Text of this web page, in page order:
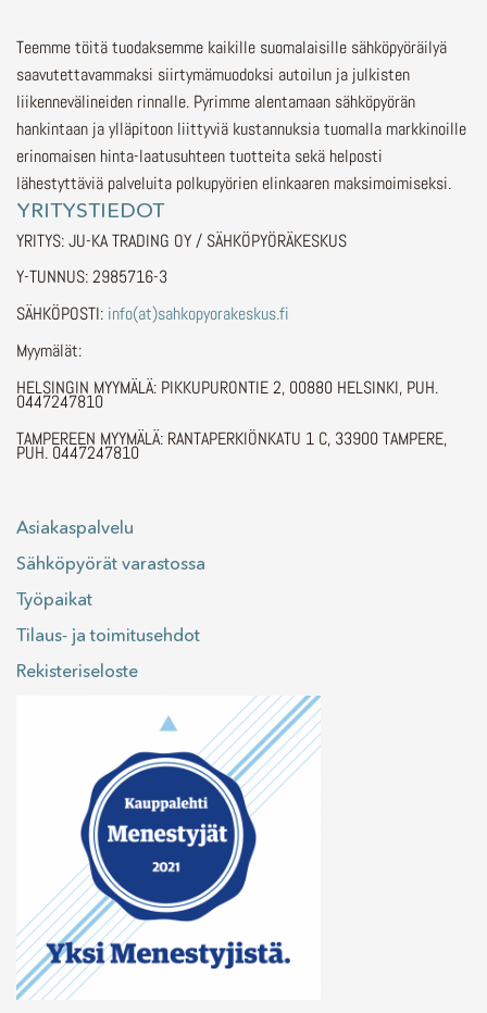
Teemme töitä tuodaksemme kaikille suomalaisille sähköpyöräilyä
saavutettavammaksi siirtymämuodoksi autoilun ja julkisten
liikennevälineiden rinnalle. Pyrimme alentamaan sähköpyörän
hankintaan ja ylläpitoon liittyviä kustannuksia tuomalla markkinoille
erinomaisen hinta-laatusuhteen tuotteita sekä helposti
lähestyttäviä palveluita polkupyörien elinkaaren maksimoimiseksi.
YRITYSTIEDOT
YRITYS: JU-KA TRADING OY / SÄHKÖPYÖRÄKESKUS
Y-TUNNUS: 2985716-3
SÄHKÖPOSTI: info(at)sahkopyorakeskus.fi
Myymälät:
HELSINGIN MYYMÄLÄ: PIKKUPURONTIE 2, 00880 HELSINKI, PUH.
0447247810
TAMPEREEN MYYMÄLÄ: RANTAPERKIÖNKATU 1 C, 33900 TAMPERE,
PUH. 0447247810
Asiakaspalvelu
Sähköpyörät varastossa
Työpaikat
Tilaus- ja toimitusehdot
Rekisteriseloste